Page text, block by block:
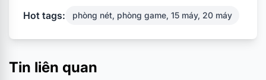
Tin liên quan
Hot tags: phòng nét, phòng game, 15 máy, 20 máy